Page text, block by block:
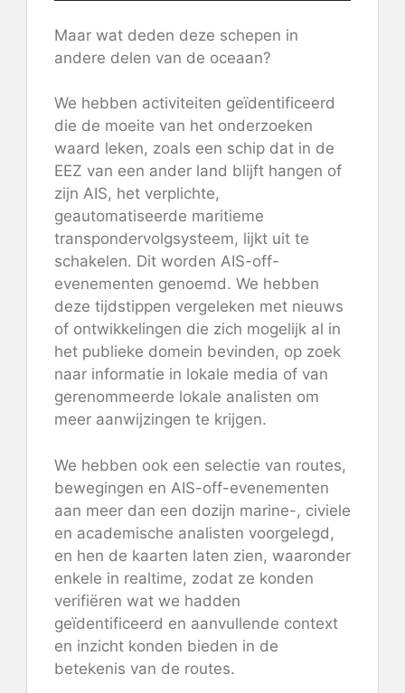
Maar wat deden deze schepen in
andere delen van de oceaan?
We hebben activiteiten geïdentificeerd
die de moeite van het onderzoeken
waard leken, zoals een schip dat in de
EEZ van een ander land blijft hangen of
zijn AIS, het verplichte,
geautomatiseerde maritieme
transpondervolgsysteem, lijkt uit te
schakelen. Dit worden AIS-off-
evenementen genoemd. We hebben
deze tijdstippen vergeleken met nieuws
of ontwikkelingen die zich mogelijk al in
het publieke domein bevinden, op zoek
naar informatie in lokale media of van
gerenommeerde lokale analisten om
meer aanwijzingen te krijgen.
We hebben ook een selectie van routes,
bewegingen en AIS-off-evenementen
aan meer dan een dozijn marine-, civiele
en academische analisten voorgelegd,
en hen de kaarten laten zien, waaronder
enkele in realtime, zodat ze konden
verifiëren wat we hadden
geïdentificeerd en aanvullende context
en inzicht konden bieden in de
betekenis van de routes.